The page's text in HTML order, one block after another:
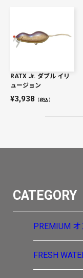
RATX Jr. ダブル イリ
ュージョン
3,938 （税込）
CATEGORY
PREMIUM オ
FRESH